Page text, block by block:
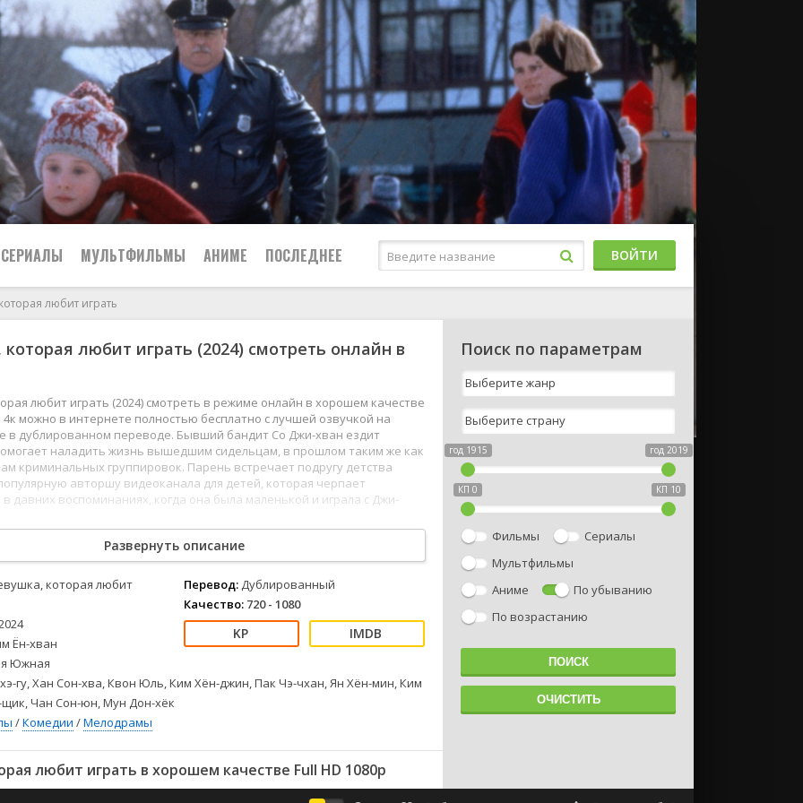
Боевики
Детективы
Детские
Драмы
Комедии
Мелодрамы
Семейные
Спорт
Триллеры
Ужасы
Фантастика
СЕРИАЛЫ МУЛЬТФИЛЬМЫ АНИМЕ ПОСЛЕДНЕЕ
2023
2022
2021
Русские
Фильмы из соцетей
ВОЙТИ
любит играть
любит играть (2024) смотреть онлайн в
любит играть (2024) смотреть в режиме онлайн в хорошем качестве
4к можно в интернете полностью бесплатно с лучшей озвучкой на
в дублированном переводе. Бывший бандит Со Джи-хван ездит
наладить жизнь вышедшим сидельцам, в прошлом таким же как
криминальных группировок. Парень встречает подругу детства
авторшу видеоканала для детей, которая черпает
давних воспоминаниях, когда она была маленькой и играла с Джи-
Развернуть описание
которая любит
Ён-хван
Южная
Перевод: Дублированный
Качество: 720 - 1080
гу, Хан Сон-хва, Квон Юль, Ким Хён-джин, Пак Чэ-чхан, Ян Хён-мин, Ким
щик, Чан Сон-юн, Мун Дон-хёк
/Комедии /Мелодрамы
любит играть в хорошем качестве Full HD 1080p
Поиск по параметрам
год 1915 год 2019
КП 0 КП 10
Фильмы
Сериалы
Мультфильмы
Аниме
По убыванию
По возрастанию